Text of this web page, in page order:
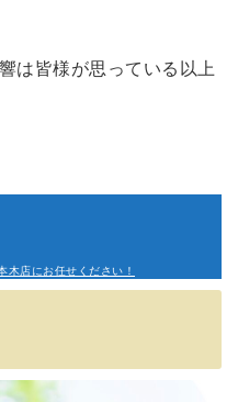
は皆様が思っている以上
木店にお任せください！